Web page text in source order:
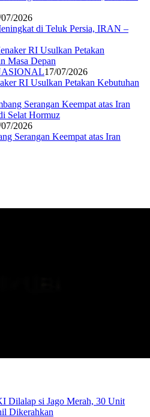
2026
di Teluk Persia, IRAN –
17/07/2026
RI Usulkan Petakan Kebutuhan
2026
Serangan Keempat atas Iran